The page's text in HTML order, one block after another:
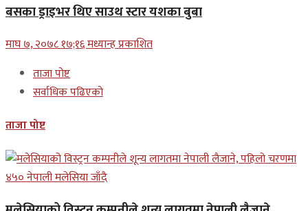
बसका ड्राइभर थिए साउथ स्टार यशका बुबा
माघ ७, २०७८ १७;१६ मध्यान्ह प्रकाशित
ताजा पोष्ट
सर्वाधिक पढिएको
ताजा पोष्ट